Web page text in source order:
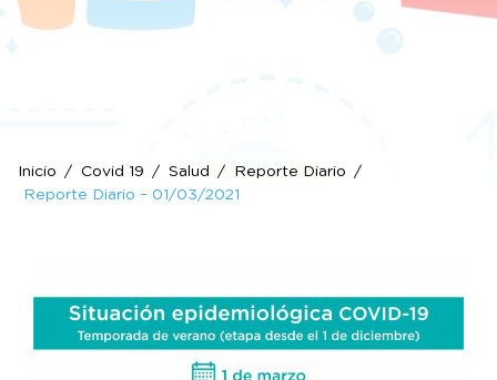
Inicio Covid 19 Salud
Reporte Diario
Reporte Diario – 01/03/2021